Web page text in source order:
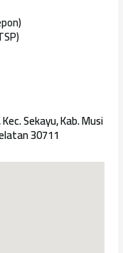
Sekayu, Kab. Musi
30711